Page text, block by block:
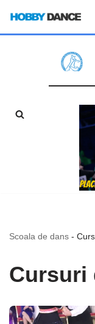
Sari
Scoala de dans -
Cursuri